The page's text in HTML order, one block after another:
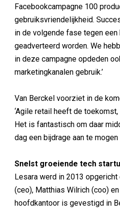
Facebookcampagne 100
gebruiksvriendelijkheid.
in de volgende fase tegen een
geadverteerd worden. We
in deze campagne opdeden
marketingkanalen gebruik.’
Van Berckel voorziet in de
‘Agile retail heeft de
Het is fantastisch om daar
dag een bijdrage aan te mogen
Snelst groeiende tech
Lesara werd in 2013 opgericht
(ceo), Matthias Wilrich (coo)
hoofdkantoor is gevestigd in